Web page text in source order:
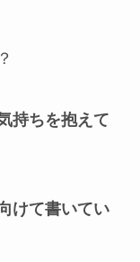
持ちを抱えて
けて書いてい